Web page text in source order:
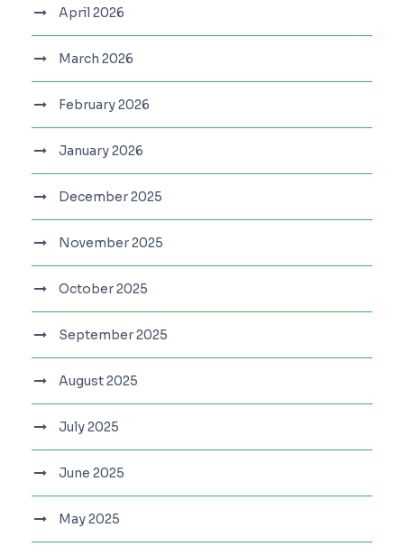
April 2026
March 2026
February 2026
January 2026
December 2025
November 2025
October 2025
September 2025
August 2025
July 2025
June 2025
May 2025